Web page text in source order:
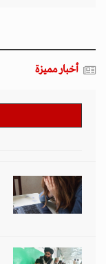
أخبار مميزة